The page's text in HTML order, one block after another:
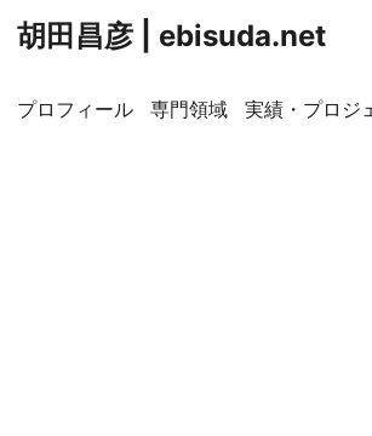
胡田昌彦 | ebisuda.net
プロフィール 専門領域 実績・プロジ